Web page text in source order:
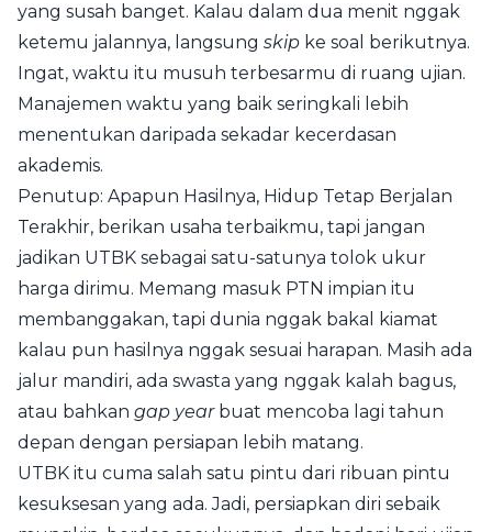
yang susah banget. Kalau dalam dua menit nggak
ketemu jalannya, langsung skip ke soal berikutnya.
Ingat, waktu itu musuh terbesarmu di ruang ujian.
Manajemen waktu yang baik seringkali lebih
menentukan daripada sekadar kecerdasan
akademis.
Penutup: Apapun Hasilnya, Hidup Tetap Berjalan
Terakhir, berikan usaha terbaikmu, tapi jangan
jadikan UTBK sebagai satu-satunya tolok ukur
harga dirimu. Memang masuk PTN impian itu
membanggakan, tapi dunia nggak bakal kiamat
kalau pun hasilnya nggak sesuai harapan. Masih ada
jalur mandiri, ada swasta yang nggak kalah bagus,
atau bahkan gap yearbuat mencoba lagi tahun
depan dengan persiapan lebih matang.
UTBK itu cuma salah satu pintu dari ribuan pintu
kesuksesan yang ada. Jadi, persiapkan diri sebaik